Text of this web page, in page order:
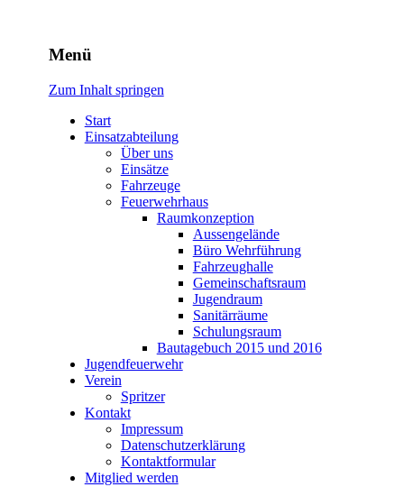
Freiwillige Feuerwehr
Rodheim v.d.H.
Menü
Zum Inhalt springen
Start
Einsatzabteilung
Über uns
Einsätze
Fahrzeuge
Feuerwehrhaus
Raumkonzeption
Aussengelände
Büro Wehrführung
Fahrzeughalle
Gemeinschaftsraum
Jugendraum
Sanitärräume
Schulungsraum
Bautagebuch 2015 und 2016
Jugendfeuerwehr
Verein
Spritzer
Kontakt
Impressum
Datenschutzerklärung
Kontaktformular
Mitglied werden